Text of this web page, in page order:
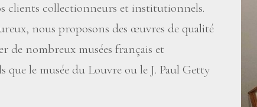
clients collectionneurs et institutionnels.
nous proposons des œuvres de qualité
de nombreux musées français et
que le musée du Louvre ou le J. Paul Getty